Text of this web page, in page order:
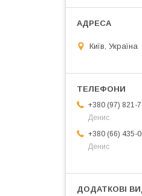
Київ, Україна
+380 (97) 821-
Денис
+380 (66) 435-
Денис